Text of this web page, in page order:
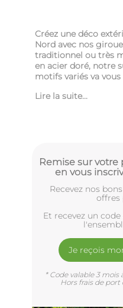
Créez une déco
Nord avec nos
traditionnel ou très
en acier doré, notre
motifs variés va
Lire la suite...
Remise sur
en vous
Recevez nos
offres
Et recevez un
Je reçois
* Code valable 3
Hors frais de